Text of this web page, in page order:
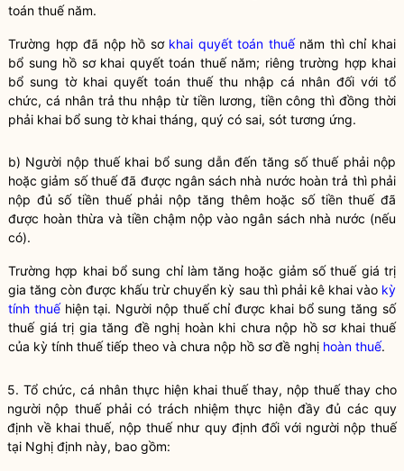
toán thuếnăm.
Trường hợp đã nộp hồ sơ khai quyết toán thuếnăm thì chỉ khai
bổ sung hồ sơ khai quyết toán thuếnăm; riêng trường hợp khai
bổ sung tờ khai quyết toán thuếthu nhập cá nhân đối với tổ
chức, cá nhân trả thu nhập từ tiền lương, tiền công thì đồng thời
phải khai bổ sung tờ khai tháng, quý có sai, sót tương ứng.
b) Người nộp thuếkhai bổ sung dẫn đến tăng sốthuếphải nộp
hoặc giảm sốthuếđã được ngân sách nhà nước hoàn trả thì phải
nộp đủ số tiền thuếphải nộp tăng thêm hoặc số tiềnthuếđã
được hoàn thừa và tiền chậm nộp vào ngân sách nhà nước (nếu
có).
Trường hợp khai bổ sung chỉ làm tăng hoặc giảm số thuế giá trị
gia tăng còn được khấu trừ chuyển kỳ sau thì phải kê khai vào kỳ
tính thuếhiện tại. Người nộp thuế chỉ được khai bổ sung tăng số
thuế giá trị gia tăng đề nghị hoàn khi chưa nộp hồ sơ khai thuế
của kỳ tính thuếtiếp theo và chưa nộp hồ sơ đề nghị hoàn thuế.
5. Tổ chức, cá nhân thực hiện khai thuếthay, nộp thuếthay cho
người nộp thuếphải có trách nhiệm thực hiện đầy đủ các quy
định về khaithuế, nộpthuếnhư quy định đối với người nộpthuế
tại Nghị định này, bao gồm: